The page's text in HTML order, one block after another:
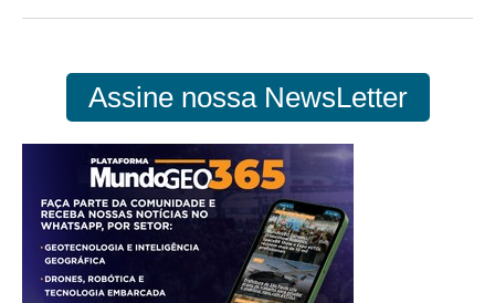
Assine nossa NewsLetter